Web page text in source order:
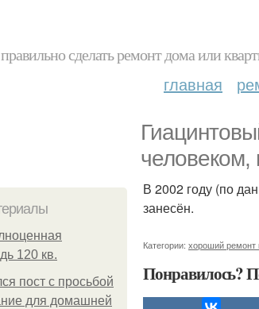
сделать ремонт дома или
главная
человеком,
120 кв.
пост с просьбой
для домашней
В 2002 году (по
занесён.
Категории: хороший ремонт
Понравилось?